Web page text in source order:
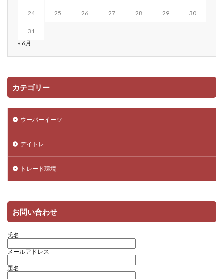
24 25 26 27 28 29 30
31
« 6月
カテゴリー
ウーバーイーツ
デイトレ
トレード環境
お問い合わせ
氏名
メールアドレス
題名